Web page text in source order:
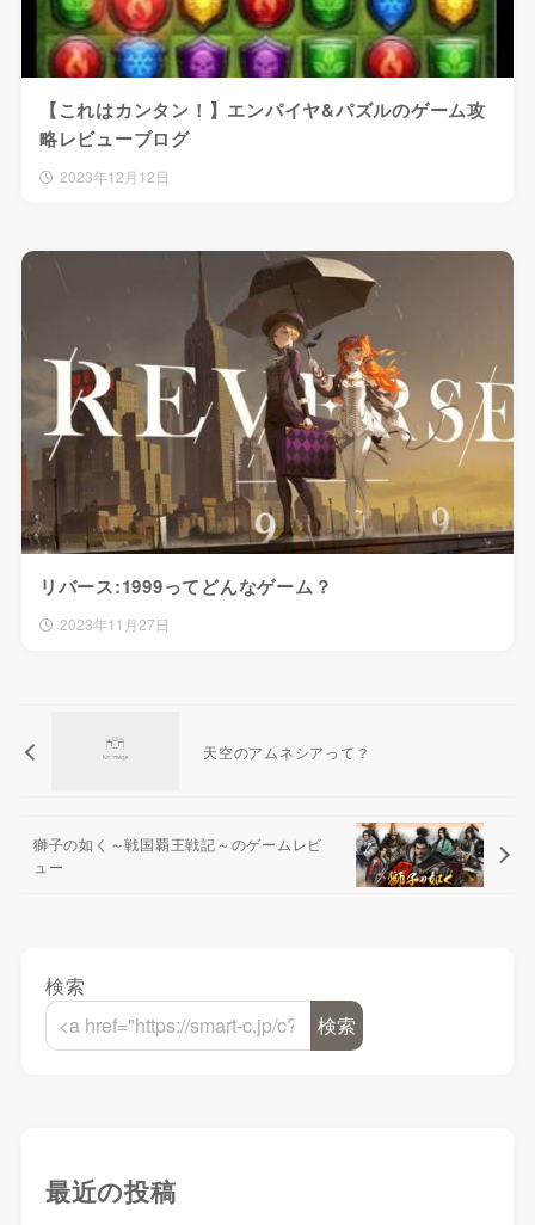
【これはカンタン！】エンパイヤ&パズルのゲーム攻
略レビューブログ
2023年12月12日
リバース:1999ってどんなゲーム？
2023年11月27日
天空のアムネシアって？
獅子の如く～戦国覇王戦記～のゲームレビ
ュー
検索
検索
最近の投稿